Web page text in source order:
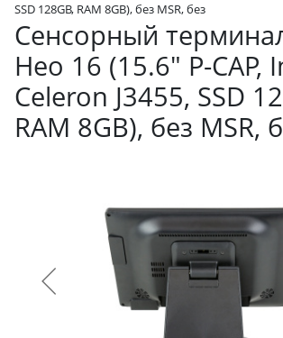
SSD 128GB, RAM 8GB), без MSR, без
Сенсорный
Нео 16 (15.6" P-CAP,
Celeron J3455, SSD
RAM 8GB), без MSR,